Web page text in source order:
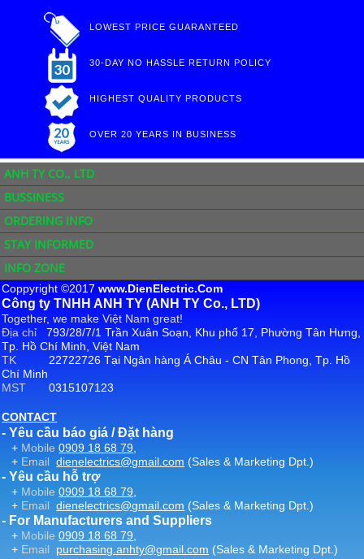
LOWEST PRICE GUARANTEED
30-DAY NO HASSLE RETURN POLICY
HIGHEST QUALITY PRODUCTS
OVER 20 YEARS IN BUSINESS
ANH TY CO., LTD
BUSSINESS
ORDERING INFO
STAY INFORMED
INFO ZONE
Coppyright ©2017www.DienElectric.Com
Công ty TNHH ANH TY (ANH TY Co., LTD)
Together, we make Việt Nam great!
Địa chỉ793/28/7/1 Trần Xuân Soạn, Khu phố 17, Phường Tân Hưng,
Tp. Hồ Chí Minh, Việt Nam
TK22722726 Tại Ngân hàng Á Châu - CN Tân Phong, Tp. Hồ
Chí Minh
MST0315107123
CONTACT
- Yêu cầu báo giá / Đặt hàng
+ Mobile 0909 18 68 79,
+ Email dienelectrics@gmail.com (Sales & Marketing Dpt.)
- Yêu cầu hỗ trợ
+ Mobile 0909 18 68 79,
+ Email dienelectrics@gmail.com (Sales & Marketing Dpt.)
- For Manufacturers and Suppliers
+ Mobile 0909 18 68 79,
+ Email purchasing.anhty@gmail.com (Sales & Marketing Dpt.)